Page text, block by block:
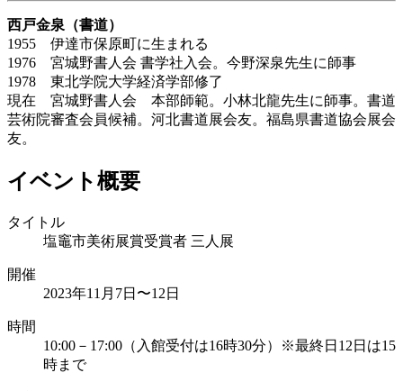
西戸金泉（書道）
1955 伊達市保原町に生まれる
1976 宮城野書人会 書学社入会。今野深泉先生に師事
1978 東北学院大学経済学部修了
現在 宮城野書人会 本部師範。小林北龍先生に師事。書道
芸術院審査会員候補。河北書道展会友。福島県書道協会展会
友。
イベント概要
タイトル
塩竈市美術展賞受賞者 三人展
開催
2023年11月7日〜12日
時間
10:00－17:00（入館受付は16時30分）※最終日12日は15
時まで